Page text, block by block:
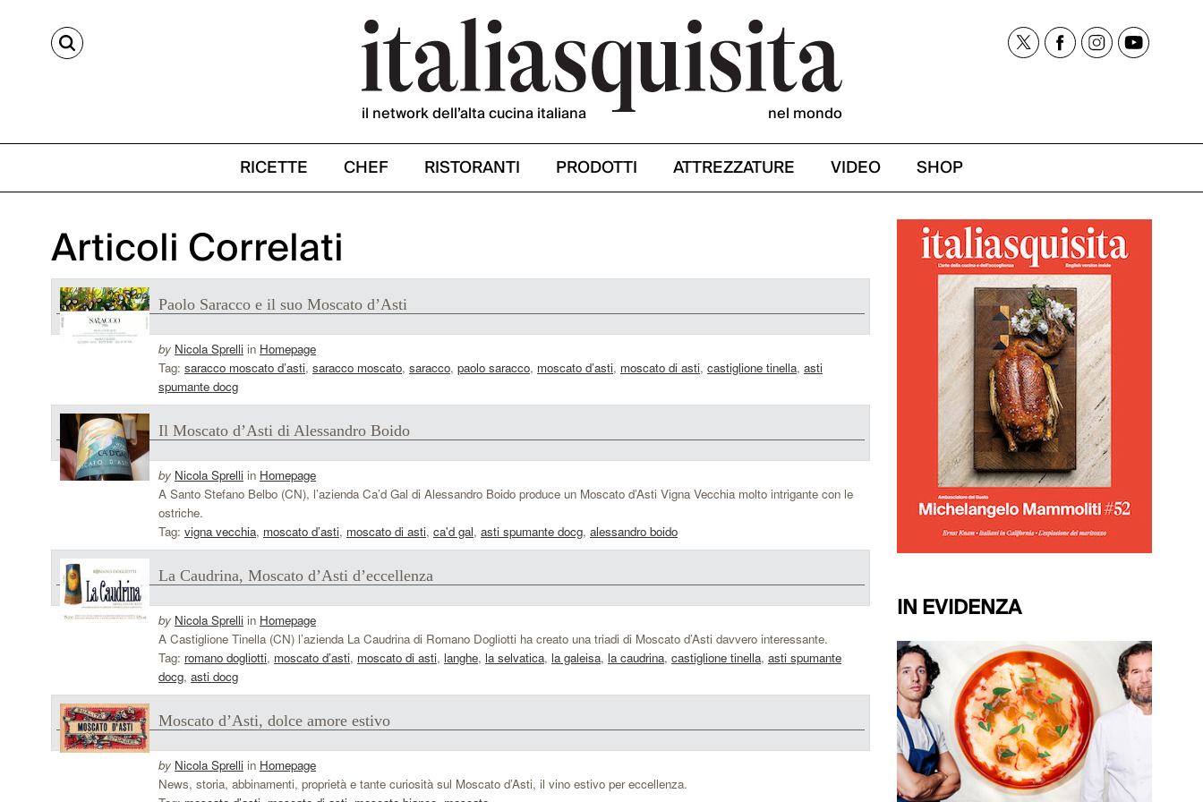
CERCA
il network dell’alta cucina italiana nel mondo
RICETTE CHEF RISTORANTI PRODOTTI ATTREZZATURE VIDEO SHOP
Articoli Correlati
Paolo Saracco e il suo Moscato d’Asti
by Nicola Sprelli in Homepage
Tag: saracco moscato d’asti, saracco moscato, saracco, paolo saracco, moscato d’asti, moscato di asti, castiglione tinella, asti
spumante docg
Il Moscato d’Asti di Alessandro Boido
by Nicola Sprelli in Homepage
A Santo Stefano Belbo (CN), l’azienda Ca’d Gal di Alessandro Boido produce un Moscato d’Asti Vigna Vecchia molto intrigante con le
ostriche.
Tag: vigna vecchia, moscato d’asti, moscato di asti, ca'd gal, asti spumante docg, alessandro boido
La Caudrina, Moscato d’Asti d’eccellenza
by Nicola Sprelli in Homepage
A Castiglione Tinella (CN) l’azienda La Caudrina di Romano Dogliotti ha creato una triadi di Moscato d’Asti davvero interessante.
Tag: romano dogliotti, moscato d’asti, moscato di asti, langhe, la selvatica, la galeisa, la caudrina, castiglione tinella, asti spumante
docg, asti docg
Moscato d’Asti, dolce amore estivo
by Nicola Sprelli in Homepage
News, storia, abbinamenti, proprietà e tante curiosità sul Moscato d’Asti, il vino estivo per eccellenza.
IN EVIDENZA